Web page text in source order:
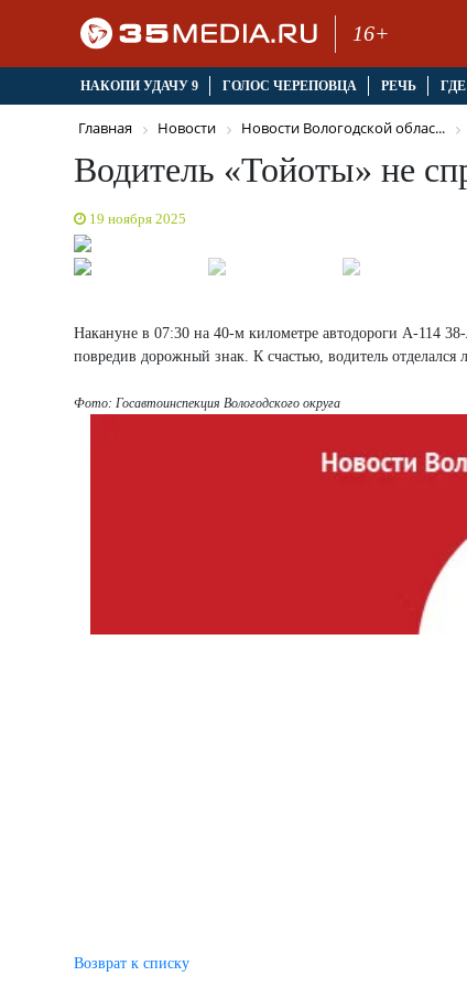
16+
НАКОПИ УДАЧУ 9 ГОЛОС ЧЕРЕПОВЦА РЕЧЬ
Главная Новости Новости Вологодской облас...
Водитель «Тойоты» не
19 ноября 2025
Накануне в 07:30 на 40-м километре автодороги А-114
повредив дорожный знак. К счастью, водитель
Фото: Госавтоинспекция Вологодского округа
Возврат к списку